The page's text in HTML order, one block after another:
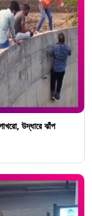
উদ্ধারে ঝাঁপ